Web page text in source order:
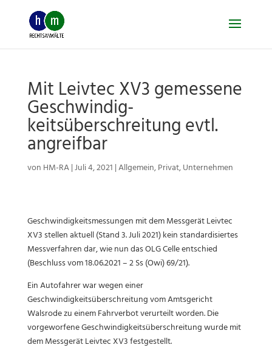
content
Mit Leivtec XV3 gemessene
Geschwindig-
keitsüberschreitung evtl.
angreifbar
vonHM-RA|Juli 4, 2021|Allgemein,Privat,Unternehmen
Geschwindigkeitsmessungen mit dem Messgerät Leivtec
XV3 stellen aktuell (Stand 3. Juli 2021) kein standardisiertes
Messverfahren dar, wie nun das OLG Celle entschied
(Beschluss vom 18.06.2021 – 2 Ss (Owi) 69/21).
Ein Autofahrer war wegen einer
Geschwindigkeitsüberschreitung vom Amtsgericht
Walsrode zu einem Fahrverbot verurteilt worden. Die
vorgeworfene Geschwindigkeitsüberschreitung wurde mit
dem Messgerät Leivtec XV3 festgestellt.